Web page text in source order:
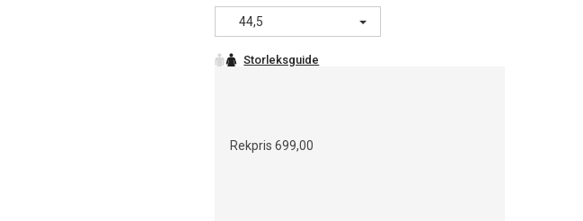
44,5
Rekpris699,00